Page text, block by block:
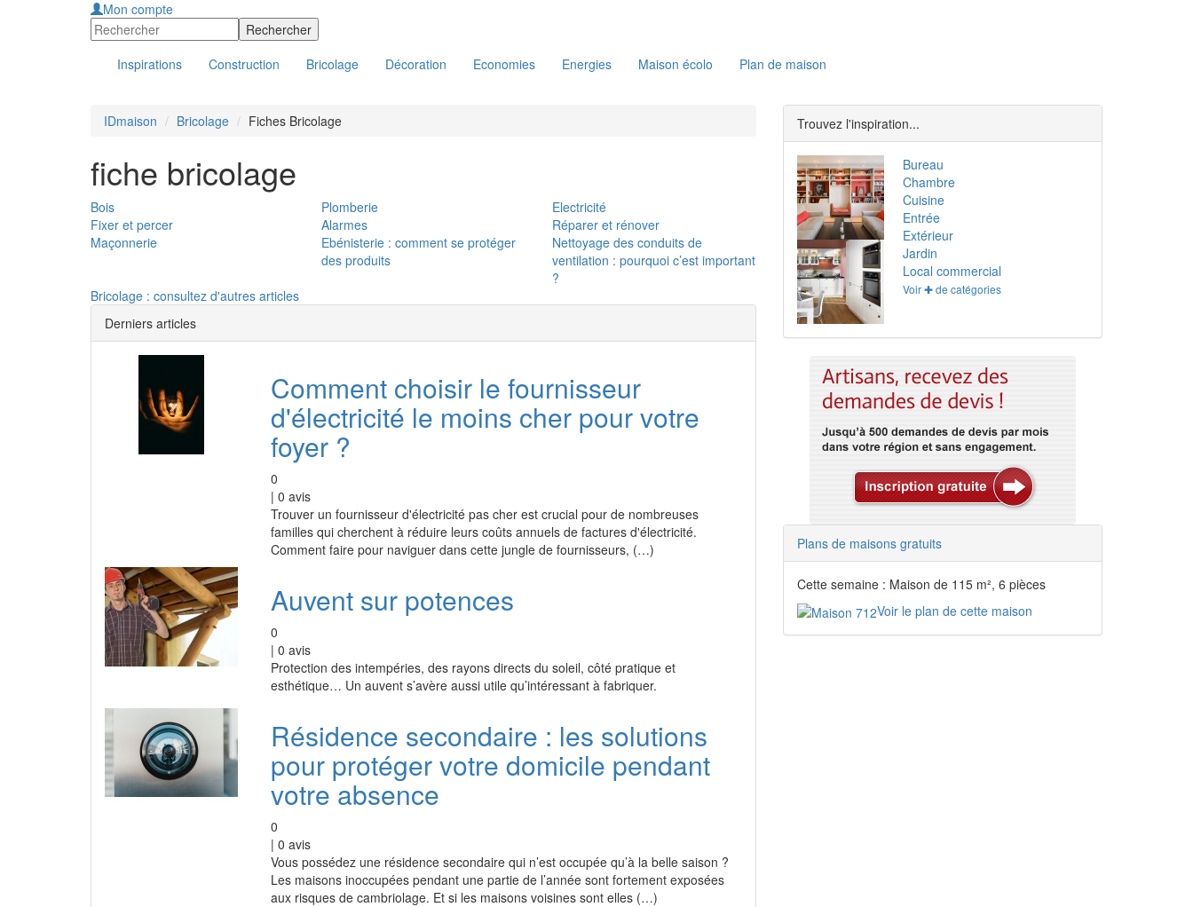
Mon compte
Inspirations Construction Bricolage Décoration Economies Energies Maison écolo Plan de maison
IDmaison Bricolage Fiches Bricolage
fiche bricolage
Bois Plomberie
Electricité
Fixer et percer
Alarmes
Réparer et rénover
Maçonnerie
Ebénisterie : comment se protéger
des produits
Nettoyage des conduits de
ventilation : pourquoi c’est important
?
Bricolage : consultez d'autres articles
Derniers articles
Comment choisir le fournisseur
d'électricité le moins cher pour votre
foyer ?
0
| 0 avis
Trouver un fournisseur d'électricité pas cher est crucial pour de nombreuses
familles qui cherchent à réduire leurs coûts annuels de factures d'électricité.
Comment faire pour naviguer dans cette jungle de fournisseurs, (…)
Auvent sur potences
0
| 0 avis
Protection des intempéries, des rayons directs du soleil, côté pratique et
esthétique… Un auvent s’avère aussi utile qu’intéressant à fabriquer.
Résidence secondaire : les solutions
pour protéger votre domicile pendant
votre absence
0
| 0 avis
Vous possédez une résidence secondaire qui n’est occupée qu’à la belle saison ?
Les maisons inoccupées pendant une partie de l’année sont fortement exposées
aux risques de cambriolage. Et si les maisons voisines sont elles (…)
Trouvez l'inspiration...
Bureau
Chambre
Cuisine
Entrée
Extérieur
Jardin
Local commercial
Voir ✚ de catégories
Plans de maisons gratuits
Cette semaine : Maison de 115 m², 6 pièces
Voir le plan de cette maison